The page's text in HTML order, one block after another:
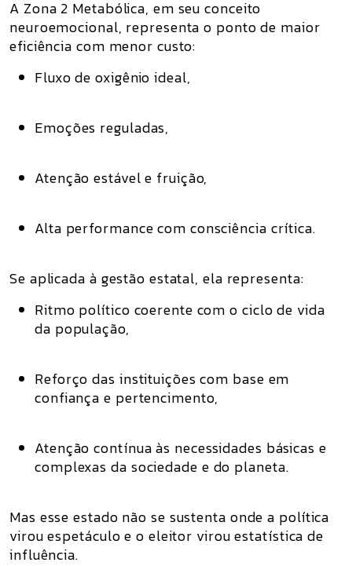
A Zona 2 Metabólica, em seu conceito
neuroemocional, representa o ponto de maior
eficiência com menor custo:
Fluxo de oxigênio ideal,
Emoções reguladas,
Atenção estável e fruição,
Alta performance com consciência crítica.
Se aplicada à gestão estatal, ela representa:
Ritmo político coerente com o ciclo de vida
da população,
Reforço das instituições com base em
confiança e pertencimento,
Atenção contínua às necessidades básicas e
complexas da sociedade e do planeta.
Mas esse estado não se sustenta onde a política
virou espetáculo e o eleitor virou estatística de
influência.